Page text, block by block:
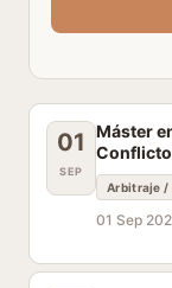
01
SEP
Máster
Arbitraje /
01 Sep